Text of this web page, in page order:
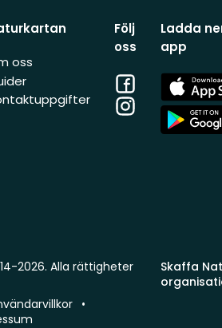
oss
Följ
oss
Facebook
Instagram
Ladda
app
App
Store
App
Store
Skaffa
2026. Alla rättigheter